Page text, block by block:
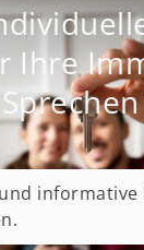
Ihre
informative